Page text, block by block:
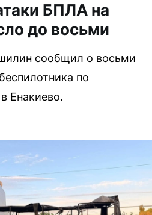
БПЛА на
до восьми
сообщил о восьми
по
Енакиево.